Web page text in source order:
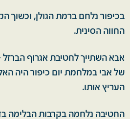
בכיפור נלחם ברמת הגולן, וכשוך
החווה הסינית.
של אבי במלחמת יום כיפור היה
העריץ אותו.
החטיבה נלחמה בקרבות הבלימה